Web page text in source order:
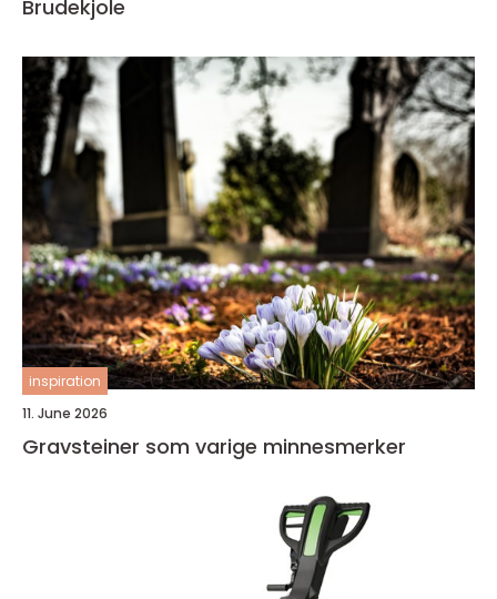
Brudekjole
inspiration
11. June 2026
Gravsteiner som varige minnesmerker